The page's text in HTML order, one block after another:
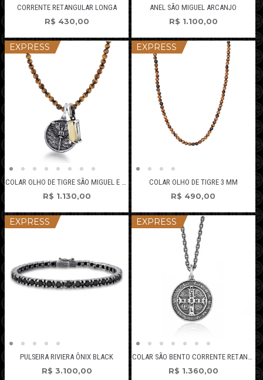
CORRENTE RETANGULAR LONGA
R$ 430,00
ANEL SÃO MIGUEL ARCANJO
R$ 1.100,00
EXPRESS
COLAR OLHO DE TIGRE SÃO MIGUEL E CITRINO
R$ 1.130,00
EXPRESS
COLAR OLHO DE TIGRE 3 MM
R$ 490,00
EXPRESS
PULSEIRA RIVIERA ÔNIX BLACK
R$ 3.100,00
EXPRESS
COLAR SÃO BENTO CORRENTE RETANGULAR
R$ 1.360,00